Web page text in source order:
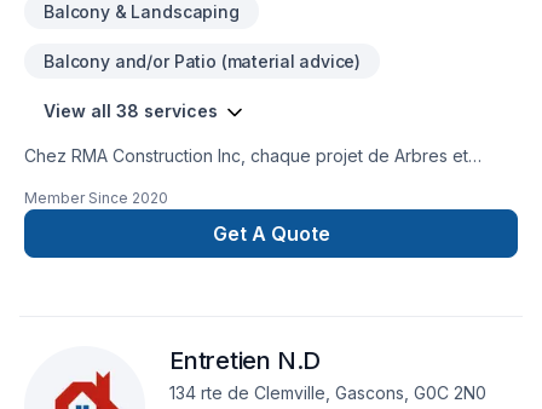
Balcony & Landscaping
Balcony and/or Patio (material advice)
View all 38 services
Chez RMA Construction Inc, chaque projet de Arbres et
Excavation, Gouttières, Gypse, Isolation, Isolation entre-toît,
Isolation mur, Muret, Patio, Pavé uni, Paysagement, Peinture,
Peinture extérieur, Plancher, Portes et fenêtres, Revêtement
St-Laurent,Capitale-Nationale,Chaudière-Appalaches,Côte
Nord,Estrie,Gaspésie–Îles-de-la-Madeleine,Île-du-Prince-
Member Since 2020
Get A Quote
Entretien N.D
134 rte de Clemville, Gascons, G0C 2N0